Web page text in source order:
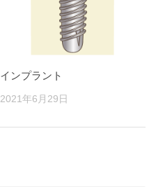
インプラント
2021年6月29日